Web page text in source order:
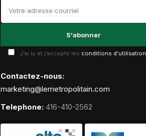
J'ai lu et j'accepte les conditions d'utilisation
Contactez-nous:
marketing@lemetropolitain.com
Telephone: 416-410-2562